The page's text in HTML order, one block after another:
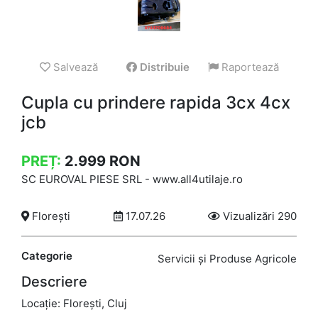
Salvează Distribuie Raportează
Cupla cu prindere rapida 3cx 4cx
jcb
PREȚ: 2.999 RON
SC EUROVAL PIESE SRL - www.all4utilaje.ro
Florești 17.07.26 Vizualizări 290
Categorie Servicii și Produse Agricole
Descriere
Locație: Florești, Cluj